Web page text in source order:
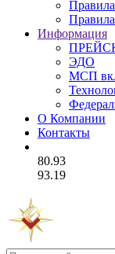
Правила
Информация
ЭДО
МСП
О Компании
Контакты
80.93
93.19